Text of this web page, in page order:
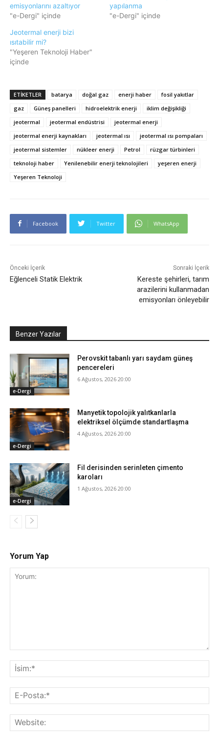
emisyonlarını azaltıyor
"e-Dergi" içinde
yapılanma
"e-Dergi" içinde
Jeotermal enerji bizi
ısıtabilir mi?
"Yeşeren Teknoloji Haber"
içinde
ETIKETLER batarya doğal gaz enerji haber
fosil yakıtlar
gaz
Güneş panelleri hidroelektrik enerji
iklim değişikliği
jeotermal
jeotermal endüstrisi
jeotermal enerji
jeotermal enerji kaynakları
jeotermal ısı
jeotermal ısı pompaları
jeotermal sistemler
nükleer enerji Petrol
rüzgar türbinleri
teknoloji haber
Yenilenebilir enerji teknolojileri
yeşeren enerji
Yeşeren Teknoloji
Facebook Twitter WhatsApp
Önceki İçerik
Eğlenceli Statik Elektrik
Sonraki İçerik
Kereste şehirleri, tarım
arazilerini kullanmadan
emisyonları önleyebilir
Benzer Yazılar
e-Dergi
Perovskit tabanlı yarı saydam güneş
pencereleri
6 Ağustos, 2026 20:00
e-Dergi
Manyetik topolojik yalıtkanlarla
elektriksel ölçümde standartlaşma
4 Ağustos, 2026 20:00
e-Dergi
Fil derisinden serinleten çimento
karoları
1 Ağustos, 2026 20:00
Yorum Yap